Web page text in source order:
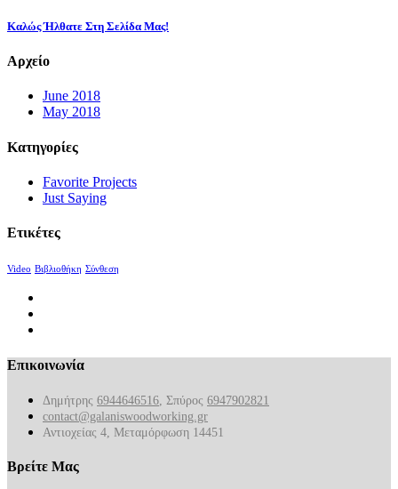
Καλώς Ήλθατε Στη Σελίδα Μας!
Αρχείο
June 2018
May 2018
Κατηγορίες
Favorite Projects
Just Saying
Ετικέτες
Video Βιβλιοθήκη Σύνθεση
Επικοινωνία
Δημήτρης 6944646516 , Σπύρος 6947902821
contact@galaniswoodworking.gr
Αντιοχείας 4, Μεταμόρφωση 14451
Βρείτε Μας